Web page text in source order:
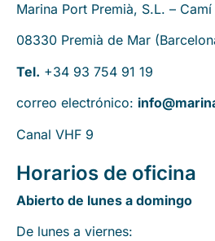
Marina Port Premià, S.L. –
08330 Premià de Mar
Tel. +34 93 754 91 19
correo electrónico:
Canal VHF 9
Horarios de oficina
Abierto de lunes a domingo
De lunes a viernes: